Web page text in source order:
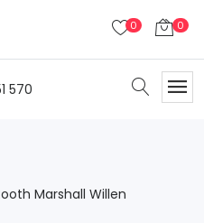
0 0
570
Marshall Willen